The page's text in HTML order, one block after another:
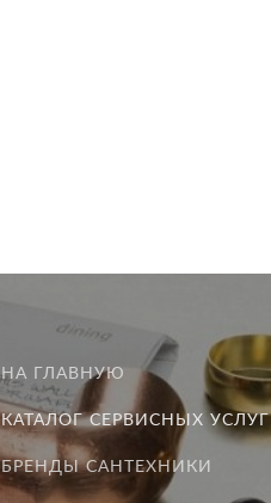
НА ГЛАВНУЮ
КАТАЛОГ СЕРВИСНЫХ УСЛУГ
БРЕНДЫ САНТЕХНИКИ